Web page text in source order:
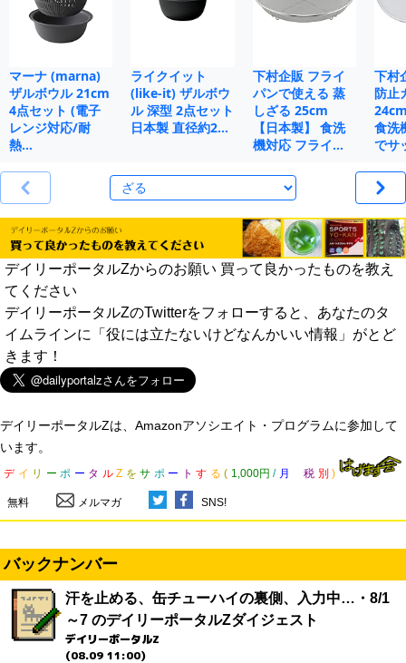
マーナ (marna)
ザルボウル 21cm
4点セット (電子
レンジ対応/耐
熱…
ライクイット
(like-it) ザルボウ
ル 深型 2点セット
日本製 直径約2…
下村企販 フライ
パンで使える 蒸
しざる 25cm
【日本製】 食洗
機対応 フライ…
下村
防止
食洗
でサ
デイリーポータルZからのお願い 買って良かったものを教え
てください
デイリーポータルZのTwitterをフォローすると、あなたのタ
イムラインに「役には立たないけどなんかいい情報」がとど
きます！
デイリーポータルZは、Amazonアソシエイト・プログラムに参加して
います。
デ イ リ ー ポ ー タ ル Z を サ ポ ー ト す る ( 1,000円 / 月 税 別 )
無料 メルマガ SNS!
バックナンバー
汗を止める、缶チューハイの裏側、入力中…・8/1
～7 のデイリーポータルZダイジェスト
デイリーポータルZ
(08.09 11:00)